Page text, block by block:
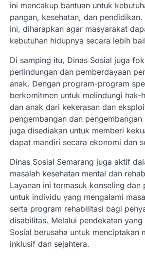
ini mencakup bantuan untuk
pangan, kesehatan, dan
ini, diharapkan agar masyarakat
kebutuhan hidupnya secara lebih
Di samping itu, Dinas Sosial juga
perlindungan dan pemberdayaan
anak. Dengan program-program
berkomitmen untuk melindungi hak-
dan anak dari kekerasan dan
pengembangan dan
juga disediakan untuk memberi
dapat mandiri secara ekonomi dan
Dinas Sosial Semarang juga aktif
masalah kesehatan mental dan
Layanan ini termasuk konseling dan
untuk individu yang mengalami
serta program rehabilitasi bagi
disabilitas. Melalui pendekatan
Sosial berusaha untuk menciptakan
inklusif dan sejahtera.